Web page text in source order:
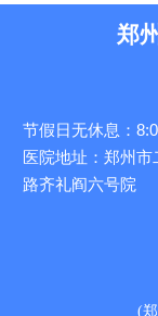
郑
节假日无休息：
医院地址：郑州市
路齐礼阎六号院
(